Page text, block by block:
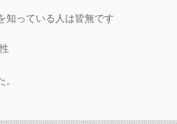
知っている人は皆無です